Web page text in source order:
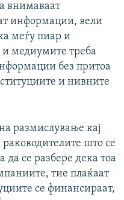
внимаваат
информации, вели
меѓу пиар и
и медиумите треба
без притоа
и нивните
размислување кај
што се
да се разбере дека тоа
тие плаќаат
се финансираат,